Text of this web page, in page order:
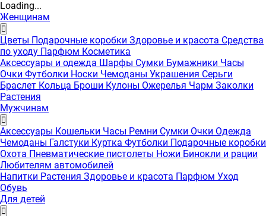
Loading...
Женщинам
Цветы Подарочные коробки Здоровье и красота Средства
по уходу Парфюм Косметика
Аксессуары и одежда Шарфы Сумки Бумажники Часы
Очки Футболки Носки Чемоданы Украшения Серьги
Браслет Кольца Броши Кулоны Ожерелья Чарм Заколки
Растения
Мужчинам
Аксессуары Кошельки Часы Ремни Сумки Очки Одежда
Чемоданы Галстуки Куртка Футболки Подарочные коробки
Охота Пневматические пистолеты Ножи Бинокли и рации
Любителям автомобилей
Напитки Растения Здоровье и красота Парфюм Уход
Обувь
Для детей